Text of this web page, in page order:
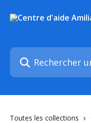
Rechercher un article...
Toutes les collections